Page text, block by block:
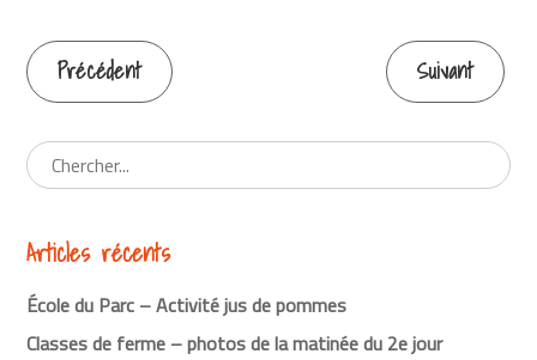
Continuer
la
lecture
Précédent Suivant
Articles récents
École du Parc – Activité jus de pommes
Classes de ferme – photos de la matinée du 2e jour